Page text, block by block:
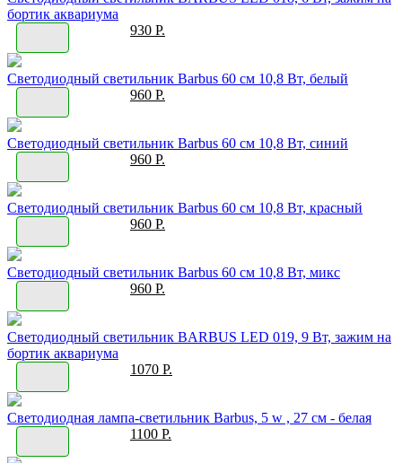
бортик аквариума
930 Р.
Светодиодный светильник Barbus 60 см 10,8 Вт, белый
960 Р.
Светодиодный светильник Barbus 60 см 10,8 Вт, синий
960 Р.
Светодиодный светильник Barbus 60 см 10,8 Вт, красный
960 Р.
Светодиодный светильник Barbus 60 см 10,8 Вт, микс
960 Р.
Светодиодный светильник BARBUS LED 019, 9 Вт, зажим на
бортик аквариума
1070 Р.
Светодиодная лампа-светильник Barbus, 5 w , 27 см - белая
1100 Р.